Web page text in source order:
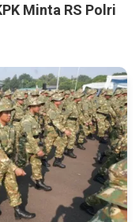
Minta RS Polri